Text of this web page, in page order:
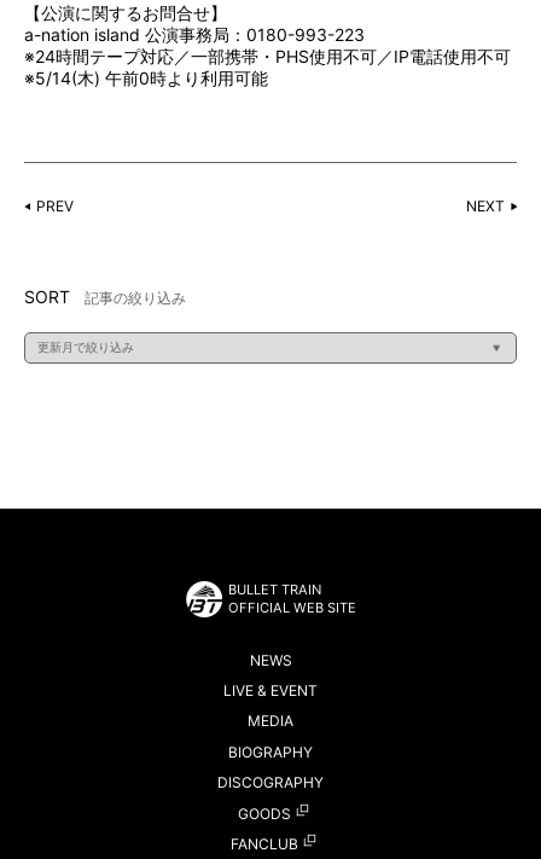
【公演に関するお問合せ】
a-nation island 公演事務局：0180-993-223
※24時間テープ対応／一部携帯・PHS使用不可／IP電話使用不可
※5/14(木) 午前0時より利用可能
PREV NEXT
SORT 記事の絞り込み
BULLET TRAIN
OFFICIAL WEB SITE
NEWS
LIVE & EVENT
MEDIA
BIOGRAPHY
DISCOGRAPHY
GOODS
FANCLUB